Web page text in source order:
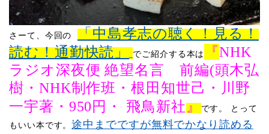
さーて、 今回の 「中島孝志の聴く！見る！
読む！通勤快読」 でご紹介する本は 『NHK
ラジオ深夜便 絶望名言 前編(頭木弘
樹・ NHK制作班・根田知世己・川野
一宇著・ 950 円・ 飛鳥新社』です。
とって
もいい本です。途中までですが無料でかなり読める